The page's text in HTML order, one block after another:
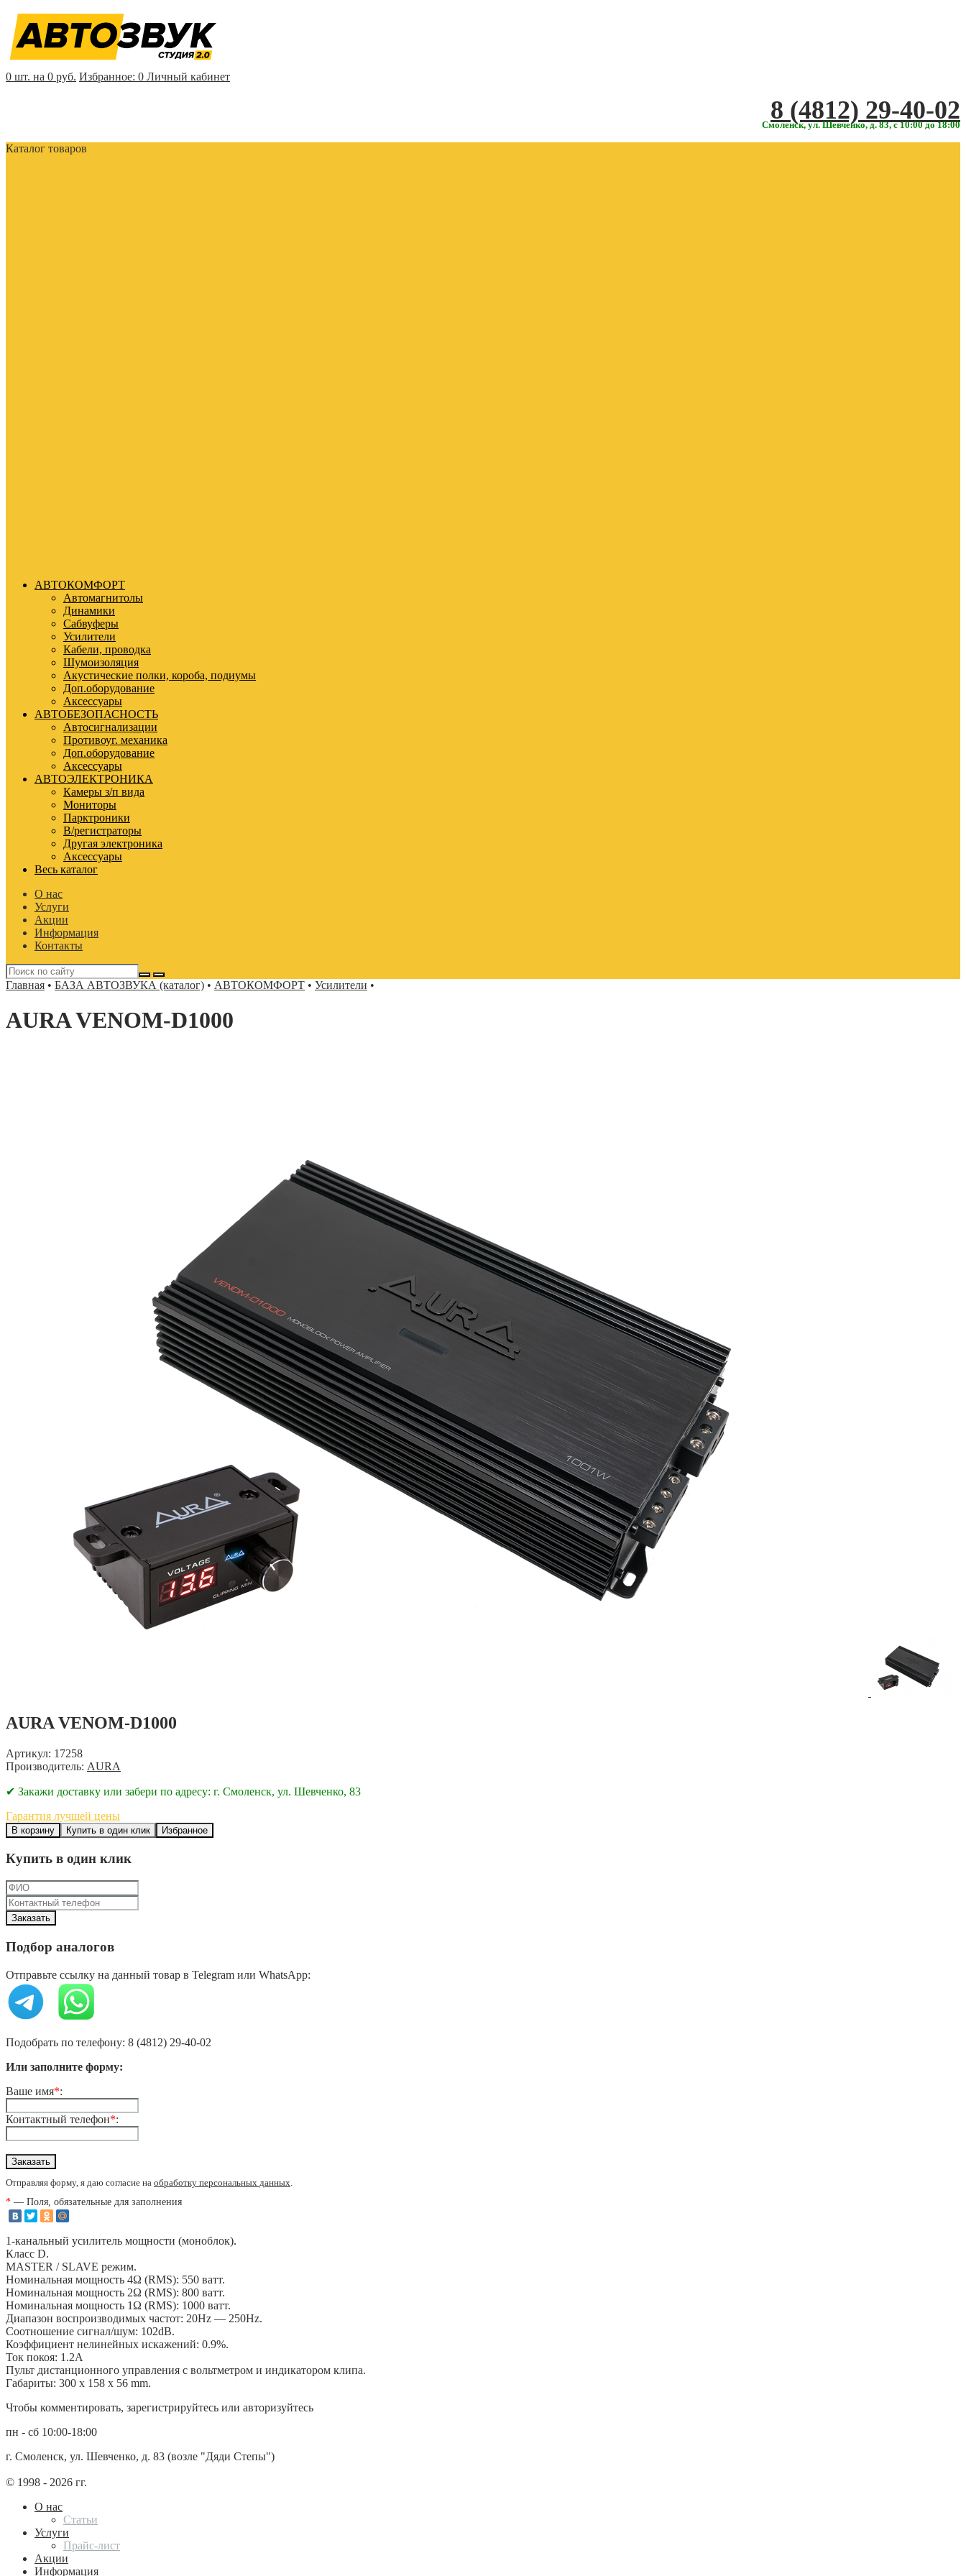
0 шт. на 0 руб. Избранное: 0 Личный кабинет
‎‎8 (4812) 29-40-02
Смоленск, ул. Шевченко, д. 83, с 10:00 до 18:00
Каталог товаров
АВТОКОМФОРТ
Автомагнитолы
Динамики
Сабвуферы
Усилители
Кабели, проводка
Шумоизоляция
Акустические полки, короба, подиумы
Доп.оборудование
Аксессуары
АВТОБЕЗОПАСНОСТЬ
Автосигнализации
Противоуг. механика
Доп.оборудование
Аксессуары
АВТОЭЛЕКТРОНИКА
Камеры з/п вида
Мониторы
Парктроники
В/регистраторы
Другая электроника
Аксессуары
Весь каталог
О нас
Услуги
Акции
Информация
Контакты
Главная • БАЗА АВТОЗВУКА (каталог) • АВТОКОМФОРТ • Усилители •
AURA VENOM-D1000
AURA VENOM-D1000
Артикул: 17258
Производитель: AURA
✔ Закажи доставку или забери по адресу: г. Смоленск, ул. Шевченко, 83
Гарантия лучшей цены
В корзину Купить в один клик Избранное
Купить в один клик
Подбор аналогов
Отправьте ссылку на данный товар в Telegram или WhatsApp:
Подобрать по телефону: 8 (4812) 29-40-02
Или заполните форму:
Ваше имя*:
Контактный телефон*:
Отправляя форму, я даю согласие на обработку персональных данных.
* — Поля, обязательные для заполнения
1-канальный усилитель мощности (моноблок).
Класс D.
MASTER / SLAVE режим.
Номинальная мощность 4Ω (RMS): 550 ватт.
Номинальная мощность 2Ω (RMS): 800 ватт.
Номинальная мощность 1Ω (RMS): 1000 ватт.
Диапазон воспроизводимых частот: 20Hz — 250Hz.
Соотношение сигнал/шум: 102dB.
Коэффициент нелинейных искажений: 0.9%.
Ток покоя: 1.2А
Пульт дистанционного управления с вольтметром и индикатором клипа.
Габариты: 300 x 158 x 56 mm.
Чтобы комментировать, зарегистрируйтесь или авторизуйтесь
пн - сб 10:00-18:00
г. Смоленск, ул. Шевченко, д. 83 (возле "Дяди Степы")
© 1998 - 2026 гг.
О нас
Статьи
Услуги
Прайс-лист
Акции
Информация